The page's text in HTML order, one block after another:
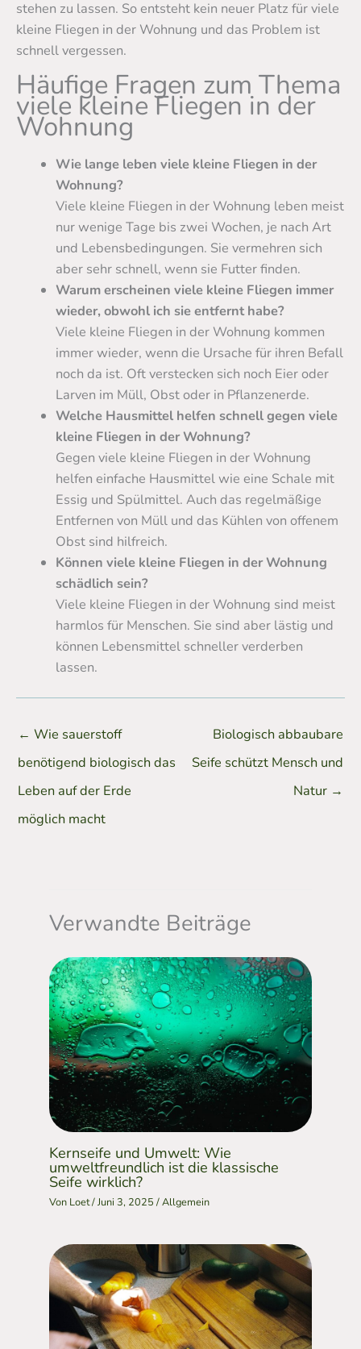
stehen zu lassen. So entsteht kein neuer Platz für viele
kleine Fliegen in der Wohnung und das Problem ist
schnell vergessen.
Häufige Fragen zum Thema
viele kleine Fliegen in der
Wohnung
Wie lange leben viele kleine Fliegen in der
Wohnung?
Viele kleine Fliegen in der Wohnung leben meist
nur wenige Tage bis zwei Wochen, je nach Art
und Lebensbedingungen. Sie vermehren sich
aber sehr schnell, wenn sie Futter finden.
Warum erscheinen viele kleine Fliegen immer
wieder, obwohl ich sie entfernt habe?
Viele kleine Fliegen in der Wohnung kommen
immer wieder, wenn die Ursache für ihren Befall
noch da ist. Oft verstecken sich noch Eier oder
Larven im Müll, Obst oder in Pflanzenerde.
Welche Hausmittel helfen schnell gegen viele
kleine Fliegen in der Wohnung?
Gegen viele kleine Fliegen in der Wohnung
helfen einfache Hausmittel wie eine Schale mit
Essig und Spülmittel. Auch das regelmäßige
Entfernen von Müll und das Kühlen von offenem
Obst sind hilfreich.
Können viele kleine Fliegen in der Wohnung
schädlich sein?
Viele kleine Fliegen in der Wohnung sind meist
harmlos für Menschen. Sie sind aber lästig und
können Lebensmittel schneller verderben
lassen.
← Wie sauerstoff
benötigend biologisch das
Leben auf der Erde
möglich macht
Biologisch abbaubare
Seife schützt Mensch und
Natur →
Verwandte Beiträge
Kernseife und Umwelt: Wie
umweltfreundlich ist die klassische
Seife wirklich?
Von Loet/Juni 3, 2025/Allgemein